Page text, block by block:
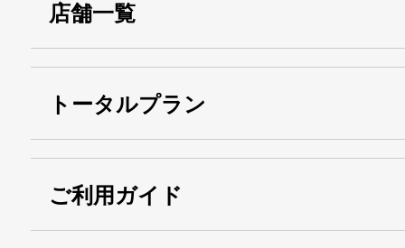
店舗一覧
トータルプラン
ご利用ガイド